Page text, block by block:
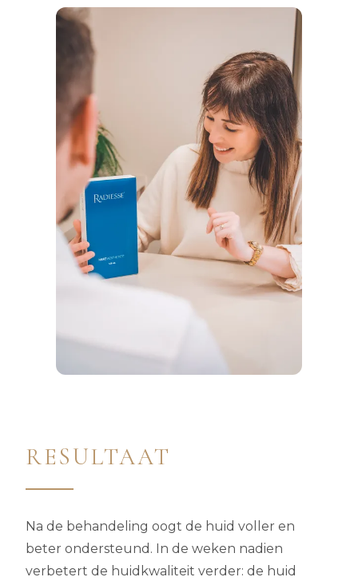
RESULTAAT
Na de behandeling oogt de huid voller en
beter ondersteund. In de weken nadien
verbetert de huidkwaliteit verder: de huid